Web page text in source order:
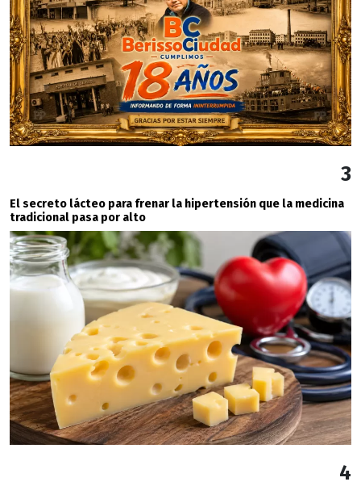
3
El secreto lácteo para frenar la hipertensión que la medicina
tradicional pasa por alto
4